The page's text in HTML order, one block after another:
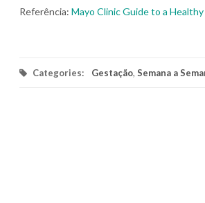
Referência: Mayo Clinic Guide to a
Categories: Gestação, Semana a